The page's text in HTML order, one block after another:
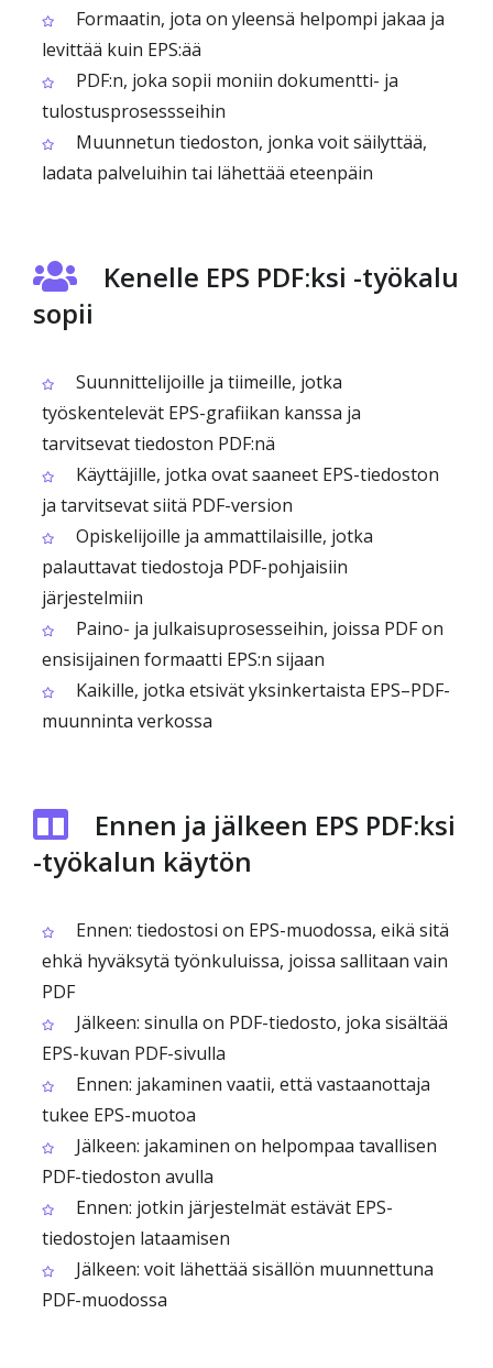
Formaatin, jota on yleensä helpompi jakaa ja
levittää kuin EPS:ää
PDF:n, joka sopii moniin dokumentti- ja
tulostusprosessseihin
Muunnetun tiedoston, jonka voit säilyttää,
ladata palveluihin tai lähettää eteenpäin
Kenelle EPS PDF:ksi -työkalu
sopii
Suunnittelijoille ja tiimeille, jotka
työskentelevät EPS-grafiikan kanssa ja
tarvitsevat tiedoston PDF:nä
Käyttäjille, jotka ovat saaneet EPS-tiedoston
ja tarvitsevat siitä PDF-version
Opiskelijoille ja ammattilaisille, jotka
palauttavat tiedostoja PDF-pohjaisiin
järjestelmiin
Paino- ja julkaisuprosesseihin, joissa PDF on
ensisijainen formaatti EPS:n sijaan
Kaikille, jotka etsivät yksinkertaista EPS–PDF-
muunninta verkossa
Ennen ja jälkeen EPS PDF:ksi
-työkalun käytön
Ennen: tiedostosi on EPS-muodossa, eikä sitä
ehkä hyväksytä työnkuluissa, joissa sallitaan vain
PDF
Jälkeen: sinulla on PDF-tiedosto, joka sisältää
EPS-kuvan PDF-sivulla
Ennen: jakaminen vaatii, että vastaanottaja
tukee EPS-muotoa
Jälkeen: jakaminen on helpompaa tavallisen
PDF-tiedoston avulla
Ennen: jotkin järjestelmät estävät EPS-
tiedostojen lataamisen
Jälkeen: voit lähettää sisällön muunnettuna
PDF-muodossa